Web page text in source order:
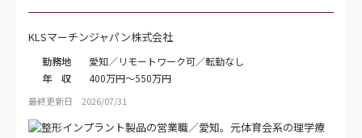
KLSマーチンジャパン株式会社
勤務地
愛知／リモートワーク可／転勤なし
年 収
400万円～550万円
最終更新日 2026/07/31